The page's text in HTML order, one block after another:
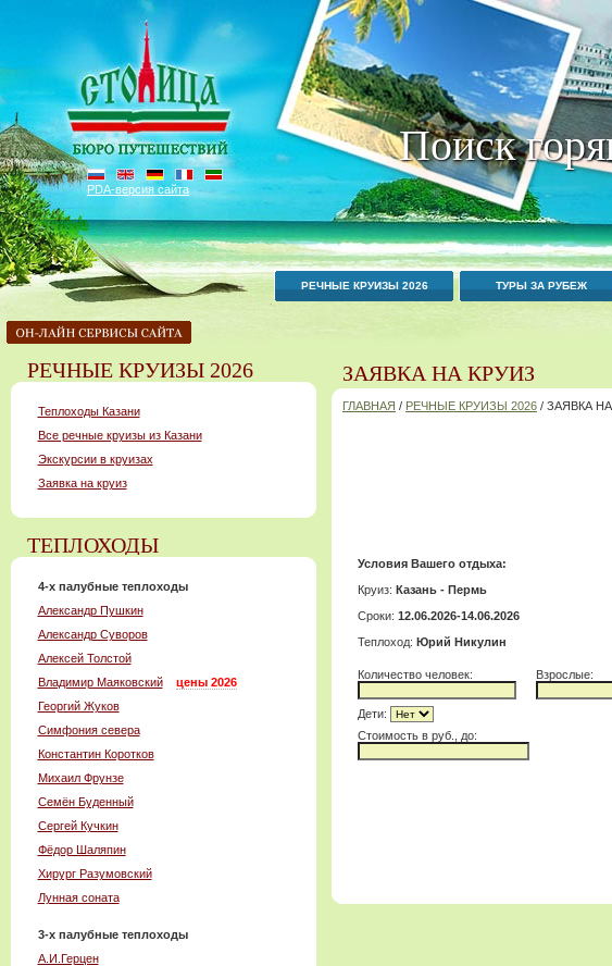
Поиск
PDA-версия сайта
РЕЧНЫЕ КРУИЗЫ 2026 ТУРЫ ЗА РУБЕЖ
РЕЧНЫЕ КРУИЗЫ 2026
Теплоходы Казани
Все речные круизы из Казани
Экскурсии в круизах
Заявка на круиз
ТЕПЛОХОДЫ
4-x палубные теплоходы
Александр Пушкин
Александр Суворов
Алексей Толстой
Владимир Маяковский
цены 2026
Георгий Жуков
Симфония севера
Константин Коротков
Михаил Фрунзе
Семён Буденный
Сергей Кучкин
Фёдор Шаляпин
Хирург Разумовский
Лунная соната
3-x палубные теплоходы
А.И.Герцен
ЗАЯВКА НА КРУИЗ
ГЛАВНАЯ / РЕЧНЫЕ КРУИЗЫ 2026 / ЗАЯВКА
Условия Вашего отдыха:
Круиз: Казань - Пермь
Сроки: 12.06.2026-14.06.2026
Теплоход: Юрий Никулин
Количество человек: Взрослые:
Дети:
Cтоимость в руб., до: